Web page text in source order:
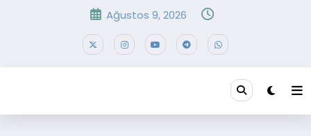
Ağustos 9, 2026